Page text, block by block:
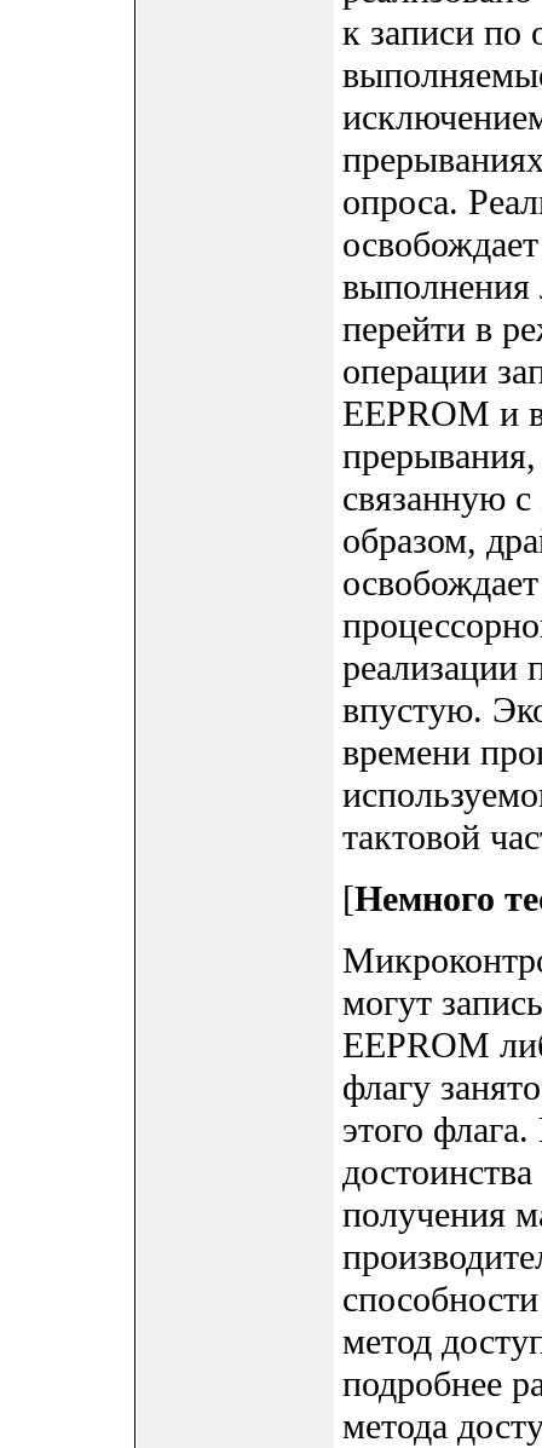
к записи по
опроса.
выполнения
перейти в
операции
EEPROM и
связанную
образом,
реализации
впустую.
времени
тактовой
[Немного
могут
EEPROM
флагу
этого
получения
метод
подробнее
метода